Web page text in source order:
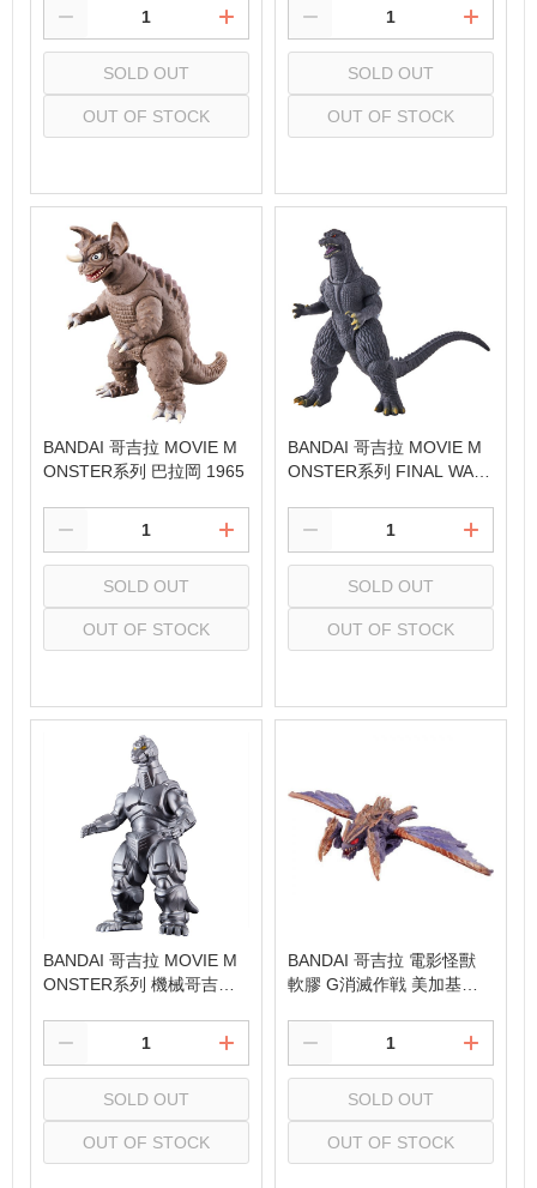
SOLD OUT
OUT OF STOCK
SOLD OUT
OUT OF STOCK
BANDAI 哥吉拉 MOVIE M
ONSTER系列 巴拉岡 1965
SOLD OUT
OUT OF STOCK
BANDAI 哥吉拉 MOVIE M
ONSTER系列 FINAL WAR
SOLD OUT
OUT OF STOCK
BANDAI 哥吉拉 MOVIE M
ONSTER系列 機械哥吉拉
SOLD OUT
OUT OF STOCK
BANDAI 哥吉拉 電影怪獸
軟膠 G消滅作戦 美加基拉
SOLD OUT
OUT OF STOCK